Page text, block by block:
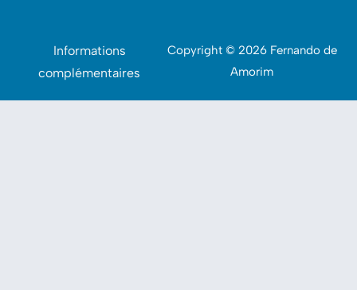
Informations
complémentaires
Copyright © 2026 Fernando de
Amorim